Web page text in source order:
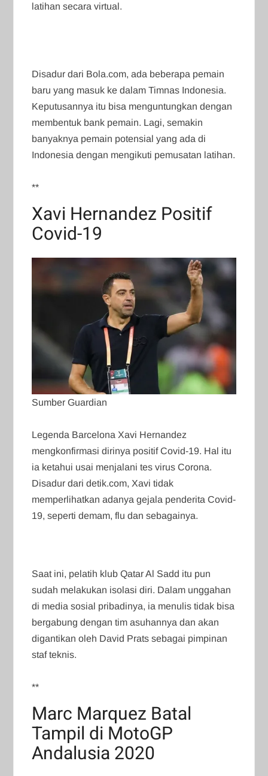
latihan secara virtual.
Disadur dari Bola.com, ada beberapa pemain
baru yang masuk ke dalam Timnas Indonesia.
Keputusannya itu bisa menguntungkan dengan
membentuk bank pemain. Lagi, semakin
banyaknya pemain potensial yang ada di
Indonesia dengan mengikuti pemusatan latihan.
**
Xavi Hernandez Positif
Covid-19
Sumber Guardian
Legenda Barcelona Xavi Hernandez
mengkonfirmasi dirinya positif Covid-19. Hal itu
ia ketahui usai menjalani tes virus Corona.
Disadur dari detik.com, Xavi tidak
memperlihatkan adanya gejala penderita Covid-
19, seperti demam, flu dan sebagainya.
Saat ini, pelatih klub Qatar Al Sadd itu pun
sudah melakukan isolasi diri. Dalam unggahan
di media sosial pribadinya, ia menulis tidak bisa
bergabung dengan tim asuhannya dan akan
digantikan oleh David Prats sebagai pimpinan
staf teknis.
**
Marc Marquez Batal
Tampil di MotoGP
Andalusia 2020